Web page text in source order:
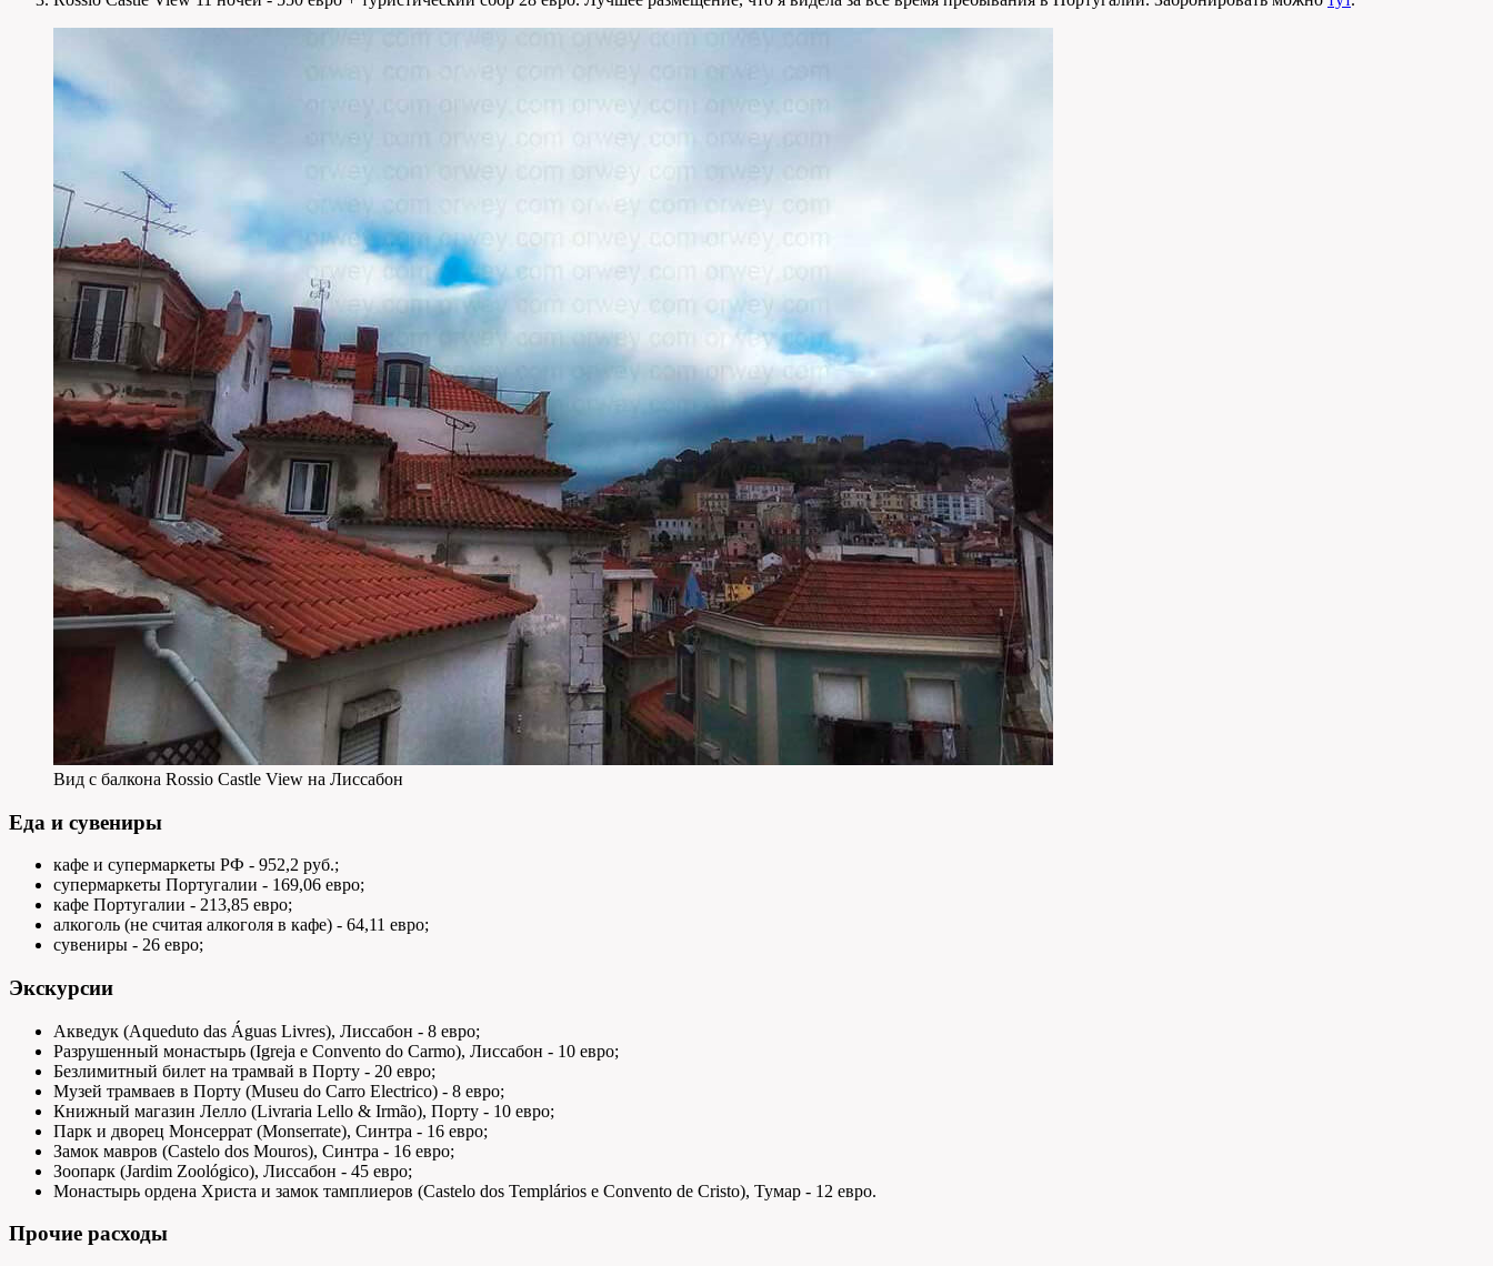
Вид с балкона Rossio Castle View на Лиссабон
Еда и сувениры
кафе и супермаркеты РФ - 952,2 руб.;
супермаркеты Португалии - 169,06 евро;
кафе Португалии - 213,85 евро;
алкоголь (не считая алкоголя в кафе) - 64,11 евро;
сувениры - 26 евро;
Экскурсии
Акведук (Aqueduto das Águas Livres), Лиссабон - 8 евро;
Разрушенный монастырь (Igreja e Convento do Carmo), Лиссабон - 10 евро;
Безлимитный билет на трамвай в Порту - 20 евро;
Музей трамваев в Порту (Museu do Carro Electrico) - 8 евро;
Книжный магазин Лелло (Livraria Lello & Irmão), Порту - 10 евро;
Парк и дворец Монсеррат (Monserrate), Синтра - 16 евро;
Замок мавров (Castelo dos Mouros), Синтра - 16 евро;
Зоопарк (Jardim Zoológico), Лиссабон - 45 евро;
Монастырь ордена Христа и замок тамплиеров (Castelo dos Templários e Convento de Cristo), Тумар - 12 евро.
Прочие расходы